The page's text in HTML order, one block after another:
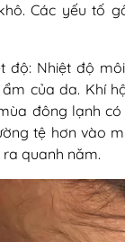
Các yếu tố
độ: Nhiệt độ
của da. Khí
đông lạnh
tệ hơn vào
quanh năm.